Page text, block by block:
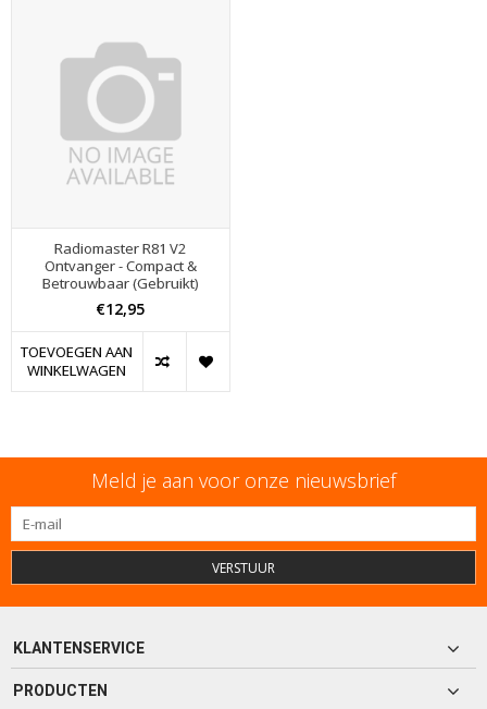
Radiomaster R81 V2
Ontvanger - Compact &
Betrouwbaar (Gebruikt)
€12,95
TOEVOEGEN AAN
WINKELWAGEN
Meld je aan voor onze nieuwsbrief
VERSTUUR
KLANTENSERVICE
PRODUCTEN